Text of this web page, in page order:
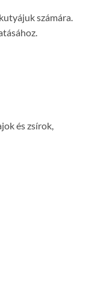
számára.
és zsírok,